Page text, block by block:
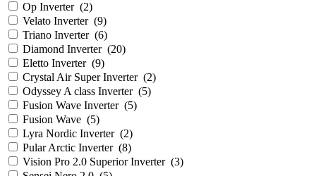
Op Inverter (2)
Velato Inverter (9)
Triano Inverter (6)
Diamond Inverter (20)
Eletto Inverter (9)
Crystal Air Super Inverter (2)
Odyssey A class Inverter (5)
Fusion Wave Inverter (5)
Fusion Wave (5)
Lyra Nordic Inverter (2)
Pular Arctic Inverter (8)
Vision Pro 2.0 Superior Inverter (3)